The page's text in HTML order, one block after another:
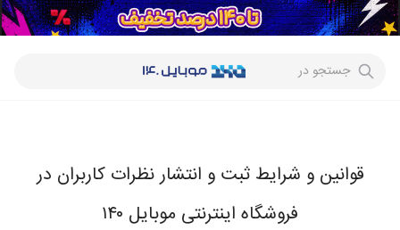
جستجو در
قوانین و شرایط ثبت و انتشار نظرات کاربران در
فروشگاه اینترنتی موبایل ۱۴۰